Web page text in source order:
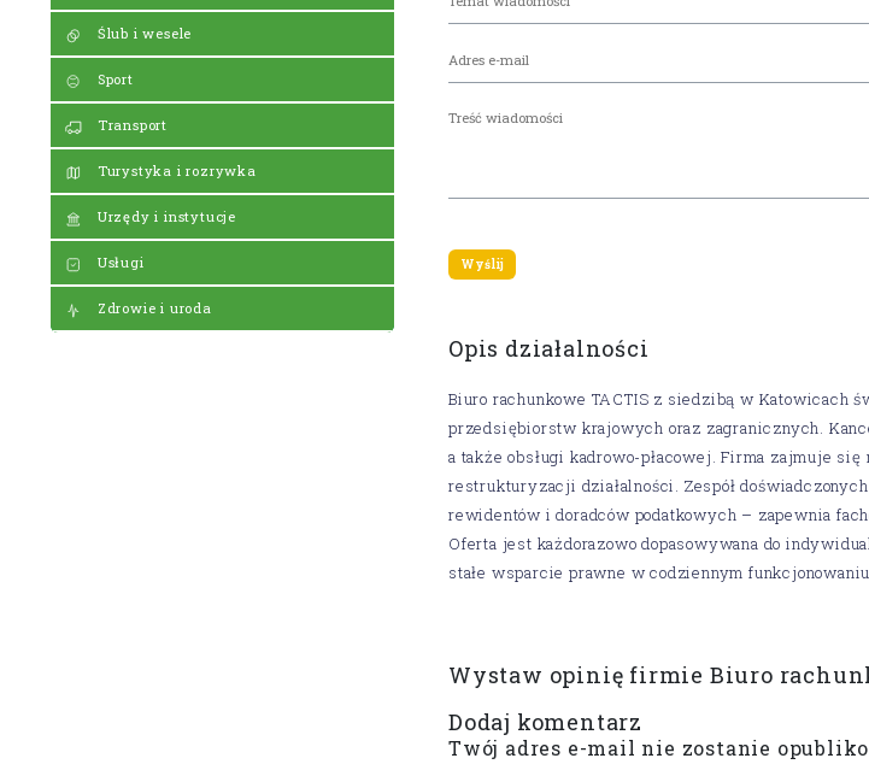
Ślub i wesele
Sport
Transport
Turystyka i rozrywka
Urzędy i instytucje
Usługi
Zdrowie i uroda
Opis działalności
Biuro rachunkowe TACTIS z siedzibą w Katowicach
przedsiębiorstw krajowych oraz zagranicznych.
a także obsługi kadrowo-płacowej. Firma zajmuje
restrukturyzacji działalności. Zespół
rewidentów i doradców podatkowych – zapewnia
Oferta jest każdorazowo dopasowywana do
stałe wsparcie prawne w codziennym
Wystaw opinię firmie Biuro
Dodaj komentarz
Twój adres e-mail nie zostanie